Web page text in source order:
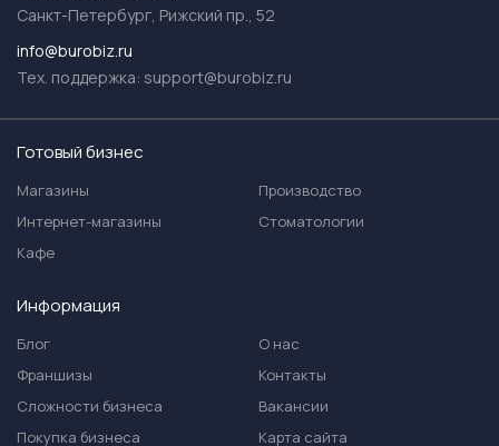
Санкт-Петербург, Рижский пр., 52
info@burobiz.ru
Тех. поддержка: support@burobiz.ru
Готовый бизнес
Магазины
Интернет-магазины
Кафе
Производство
Стоматологии
Информация
Блог
Франшизы
Сложности бизнеса
Покупка бизнеса
О нас
Контакты
Вакансии
Карта сайта